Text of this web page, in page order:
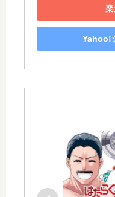
Yahoo!